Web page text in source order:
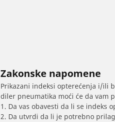
Zakonske napomene
Prikazani indeksi opterećenja i/ili
diler pneumatika moći će da vam
1. Da vas obavesti da li se
2. Da utvrdi da li je potrebno